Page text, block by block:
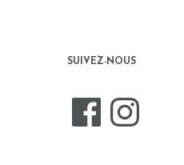
SUIVEZ-NOUS
Facebook Instagram